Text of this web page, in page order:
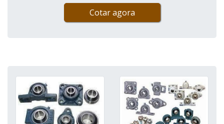
Cotar agora